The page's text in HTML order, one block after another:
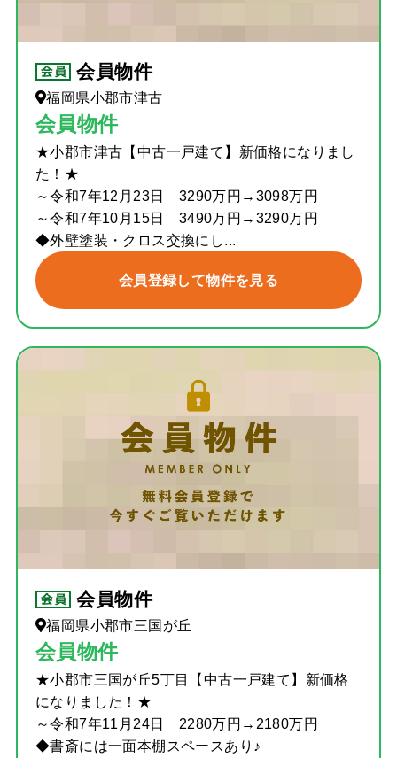
会員物件
福岡県小郡市津古
会員物件
★小郡市津古【中古一戸建て】新価格になりまし
た！★
～令和7年12月23日 3290万円→3098万円
～令和7年10月15日 3490万円→3290万円
◆外壁塗装・クロス交換にし...
会員登録して物件を見る
会員物件
福岡県小郡市三国が丘
会員物件
★小郡市三国が丘5丁目【中古一戸建て】新価格
になりました！★
～令和7年11月24日 2280万円→2180万円
◆書斎には一面本棚スペースあり♪